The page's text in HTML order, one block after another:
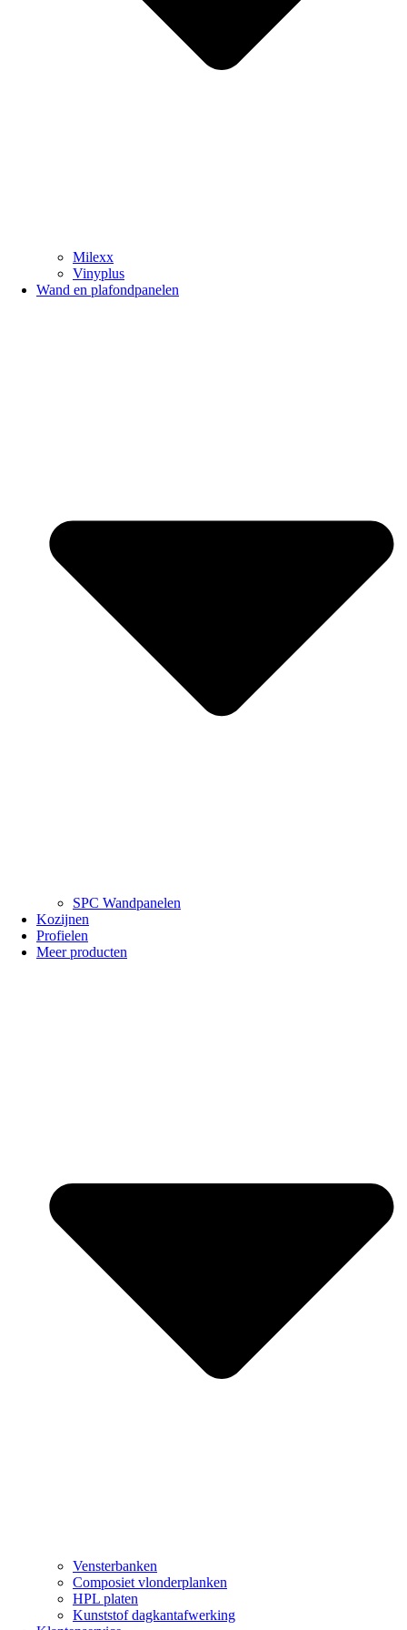
Milexx
Vinyplus
Wand en plafondpanelen
SPC Wandpanelen
Kozijnen
Profielen
Meer producten
Vensterbanken
Composiet vlonderplanken
HPL platen
Kunststof dagkantafwerking